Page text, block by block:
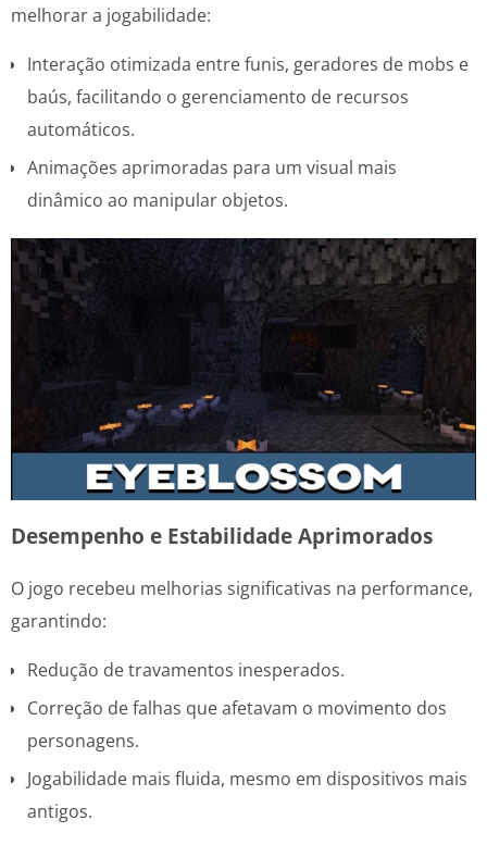
melhorar a jogabilidade:
Interação otimizada entre funis, geradores de mobs e
baús, facilitando o gerenciamento de recursos
automáticos.
Animações aprimoradas para um visual mais
dinâmico ao manipular objetos.
Desempenho e Estabilidade Aprimorados
O jogo recebeu melhorias significativas na performance,
garantindo:
Redução de travamentos inesperados.
Correção de falhas que afetavam o movimento dos
personagens.
Jogabilidade mais fluida, mesmo em dispositivos mais
antigos.